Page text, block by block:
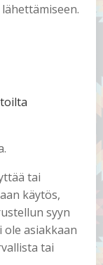
tai
käytös,
syyn
asiakkaan
tai